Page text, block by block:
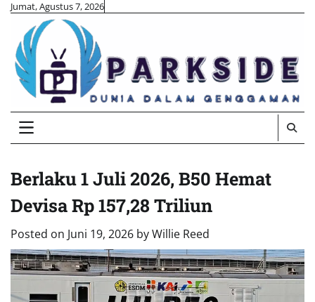
Skip
content
Jumat, Agustus 7, 2026
Berlaku 1 Juli 2026, B50 Hemat
Devisa Rp 157,28 Triliun
Posted on Juni 19, 2026 byWillie Reed